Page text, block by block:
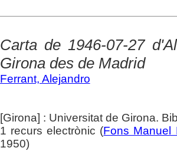
Carta de 1946-07-27
Girona des de Madrid
Ferrant, Alejandro
[Girona] : Universitat de Girona.
1 recurs electrònic (Fons Manuel
1950)